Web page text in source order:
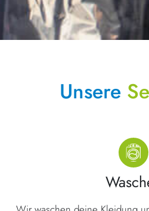
Unsere